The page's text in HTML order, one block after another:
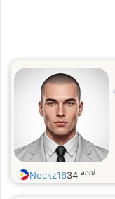
Neckz1634 anni